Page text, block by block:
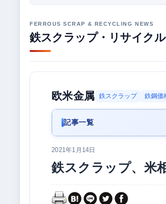
鉄スクラップ・リサイク
欧米金属 鉄スクラップ 鉄鋼価
記事一覧
2021年1月14日
鉄スクラップ、米